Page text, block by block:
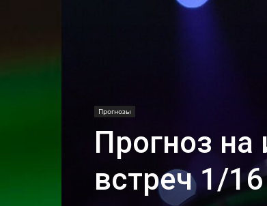
Прогнозы
Прогноз
встреч 1/